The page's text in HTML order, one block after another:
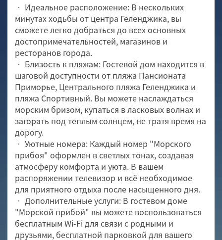
• Идеальное расположение: В нескольких
минутах ходьбы от центра Геленджика, вы
сможете легко добраться до всех основных
достопримечательностей, магазинов и
ресторанов города.
• Близость к пляжам: Гостевой дом находится в
шаговой доступности от пляжа Пансионата
Приморье, Центрального пляжа Геленджика и
пляжа Спортивный. Вы можете наслаждаться
морским бризом, купаться в ласковых волнах и
загорать под теплым солнцем, не тратя время на
дорогу.
• Уютные номера: Каждый номер "Морского
прибоя" оформлен в светлых тонах, создавая
атмосферу комфорта и уюта. В вашем
распоряжении телевизор и всё необходимое
для приятного отдыха после насыщенного дня.
• Дополнительные услуги: В гостевом доме
"Морской прибой" вы можете воспользоваться
бесплатным Wi-Fi для связи с родными и
друзьями, бесплатной парковкой для вашего